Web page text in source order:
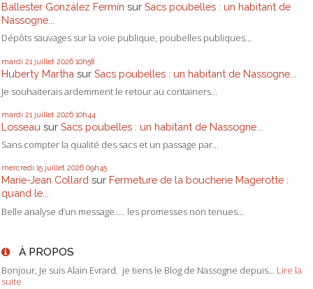
Ballester González Fermín sur Sacs poubelles : un habitant de
Nassogne...
Dépôts sauvages sur la voie publique, poubelles publiques...
mardi 21 juillet 2026 10h58
Huberty Martha sur Sacs poubelles : un habitant de Nassogne...
Je souhaiterais ardemment le retour au containers...
mardi 21 juillet 2026 10h44
Losseau sur Sacs poubelles : un habitant de Nassogne...
Sans compter la qualité des sacs et un passage par...
mercredi 15 juillet 2026 09h45
Marie-Jean Collard sur Fermeture de la boucherie Magerotte :
quand le...
Belle analyse d’un message….. les promesses non tenues...
À PROPOS
Bonjour, Je suis Alain Evrard. je tiens le Blog de Nassogne depuis... Lire la
suite